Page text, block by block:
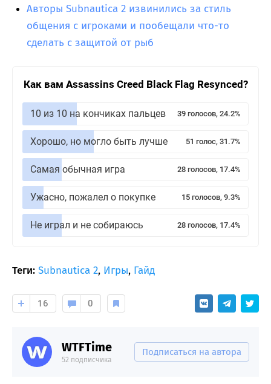
Авторы Subnautica 2 извинились за стиль
общения с игроками и пообещали что-то
сделать с защитой от рыб
Как вам Assassins Creed Black Flag Resynced?
10 из 10 на кончиках пальцев 39 голосов, 24.2%
Хорошо, но могло быть лучше 51 голос, 31.7%
Самая обычная игра 28 голосов, 17.4%
Ужасно, пожалел о покупке 15 голосов, 9.3%
Не играл и не собираюсь 28 голосов, 17.4%
Теги: Subnautica 2, Игры, Гайд
16 0
WTFTime
52 подписчика
Подписаться на автора